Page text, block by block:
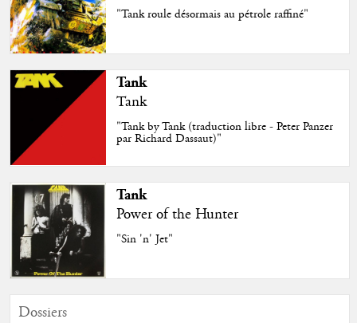
"Tank roule désormais au pétrole raffiné"
Tank
Tank
"Tank by Tank (traduction libre - Peter Panzer
par Richard Dassaut)"
Tank
Power of the Hunter
"Sin 'n' Jet"
Dossiers